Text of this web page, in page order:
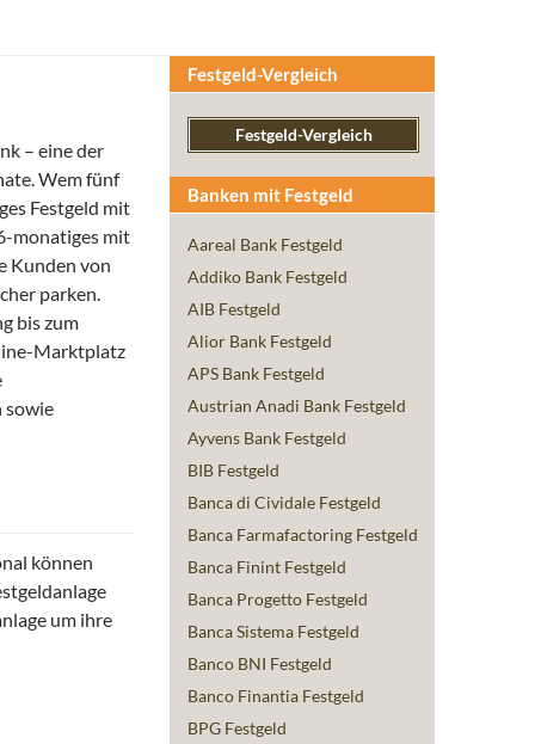
– eine der
Wem fünf
Festgeld mit
monatiges mit
Kunden von
parken.
bis zum
Marktplatz
sowie
können
um ihre
Festgeld-Vergleich
Festgeld-Vergleich
Banken mit Festgeld
Aareal Bank Festgeld
Addiko Bank Festgeld
AIB Festgeld
Alior Bank Festgeld
APS Bank Festgeld
Austrian Anadi Bank Festgeld
Ayvens Bank Festgeld
BIB Festgeld
Banca di Cividale Festgeld
Banca Farmafactoring Festgeld
Banca Finint Festgeld
Banca Progetto Festgeld
Banca Sistema Festgeld
Banco BNI Festgeld
Banco Finantia Festgeld
BPG Festgeld